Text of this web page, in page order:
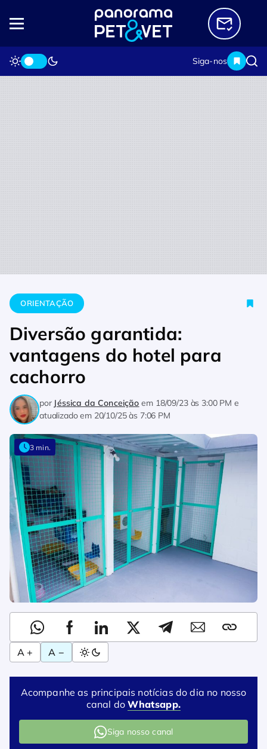
Siga-nos
Home Orientação Diversão garantida: vantagens do hotel
ORIENTAÇÃO
Diversão garantida:
vantagens do hotel para
cachorro
por Jéssica da Conceição em 18/09/23 às 3:00 PM e
atualizado em 20/10/25 às 7:06 PM
3 min.
A + A −
Acompanhe as principais notícias do dia no nosso
canal doWhatsapp.
Siga nosso canal